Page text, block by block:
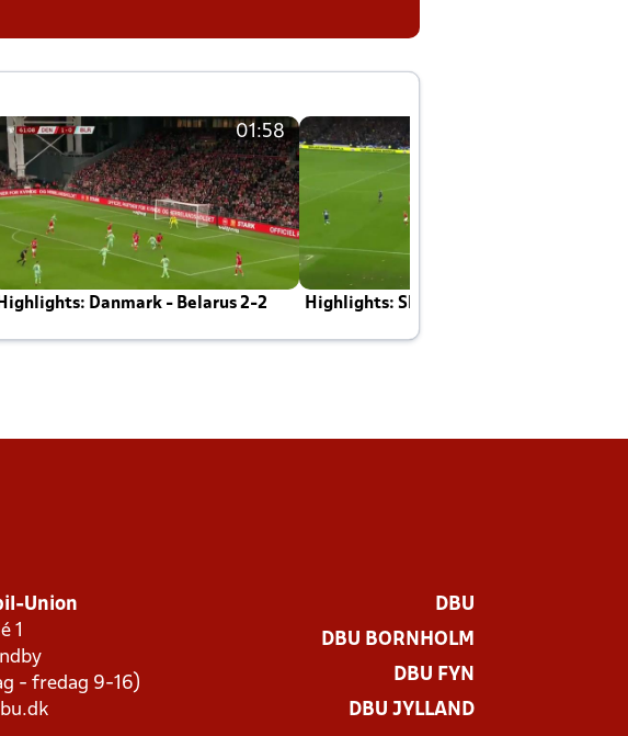
01:58
Highlights: Danmark - Belarus 2-2 Highlights: Skotland - Danmark 4-2
Union
1
- fredag 9-16)
DBU
DBU BORNHOLM
DBU FYN
DBU JYLLAND